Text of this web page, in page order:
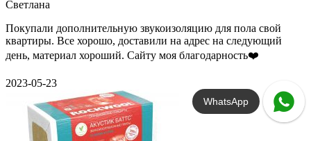
Светлана
Покупали дополнительную звукоизоляцию для пола свой
квартиры. Все хорошо, доставили на адрес на следующий
день, материал хороший. Сайту моя благодарность❤️
2023-05-23
WhatsApp